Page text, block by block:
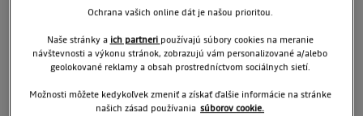
8201757350Ochrana vašich online dát je našou prioritou.
Naše stránky a ich partneri používajú súbory cookies na meranie
návštevnosti a výkonu stránok, zobrazujú vám personalizované a/alebo
geolokované reklamy a obsah prostredníctvom sociálnych sietí.
Možnosti môžete kedykoľvek zmeniť a získať ďalšie informácie na stránke
našich zásad používania súborov cookie.